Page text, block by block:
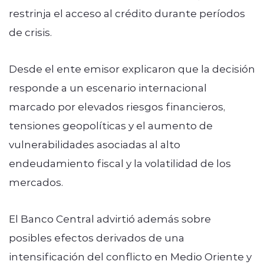
restrinja el acceso al crédito durante períodos
de crisis.
Desde el ente emisor explicaron que la decisión
responde a un escenario internacional
marcado por elevados riesgos financieros,
tensiones geopolíticas y el aumento de
vulnerabilidades asociadas al alto
endeudamiento fiscal y la volatilidad de los
mercados.
El Banco Central advirtió además sobre
posibles efectos derivados de una
intensificación del conflicto en Medio Oriente y